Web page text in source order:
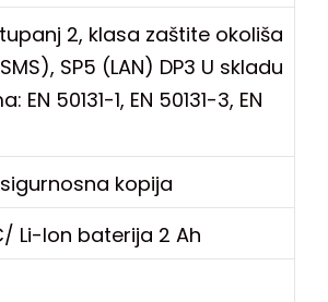
2, klasa zaštite okoliša
SP5 (LAN) DP3 U skladu
EN 50131-1, EN 50131-3, EN
kopija
Li-Ion baterija 2 Ah